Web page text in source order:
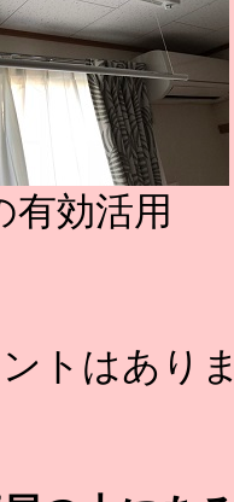
有効活用
トはあり